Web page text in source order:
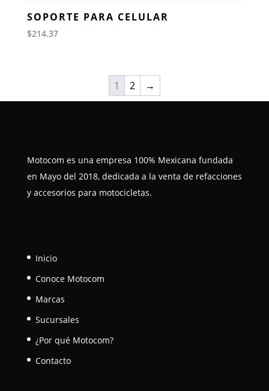
SOPORTE PARA CELULAR
$214.37
1 2 →
Motocom es una empresa 100% Mexicana fundada
en Mayo del 2018, dedicada a la venta de refacciones
y accesorios para motocicletas.
Inicio
Conoce Motocom
Marcas
Sucursales
¿Por qué Motocom?
Contacto